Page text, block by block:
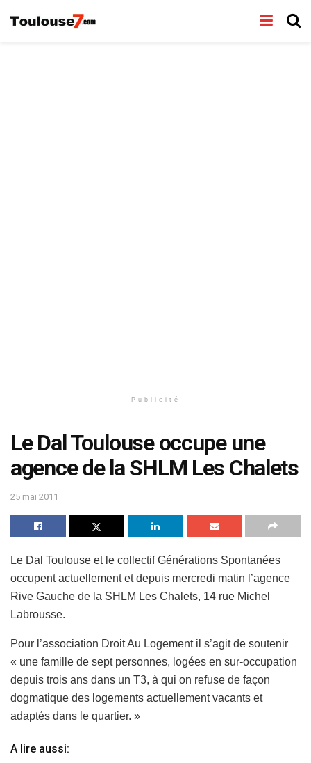
Publicité
Le Dal Toulouse occupe une
agence de la SHLM Les Chalets
25 mai 2011
Le Dal Toulouse et le collectif Générations Spontanées
occupent actuellement et depuis mercredi matin l’agence
Rive Gauche de la SHLM Les Chalets, 14 rue Michel
Labrousse.
Pour l’association Droit Au Logement il s’agit de soutenir
« une famille de sept personnes, logées en sur-occupation
depuis trois ans dans un T3, à qui on refuse de façon
dogmatique des logements actuellement vacants et
adaptés dans le quartier. »
A lire aussi: